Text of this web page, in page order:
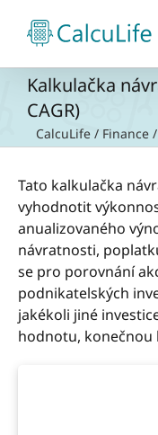
obsah
Kalkulačka
CAGR)
CalcuLife / Finance /
Tato kalkulačka
vyhodnotit
anualizovaného
návratnosti,
se pro porovnání
podnikatelských
jakékoli jiné
hodnotu, konečnou